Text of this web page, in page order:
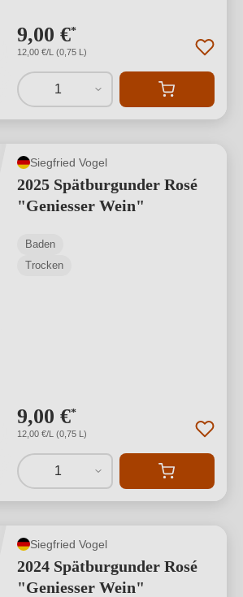
9,00 €*
12,00 €/L (0,75 L)
1
Siegfried Vogel
2025 Spätburgunder Rosé
"Geniesser Wein"
Baden
Trocken
9,00 €*
12,00 €/L (0,75 L)
1
Siegfried Vogel
2024 Spätburgunder Rosé
"Geniesser Wein"